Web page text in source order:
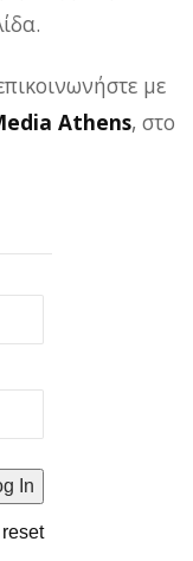
με
Athens, στο